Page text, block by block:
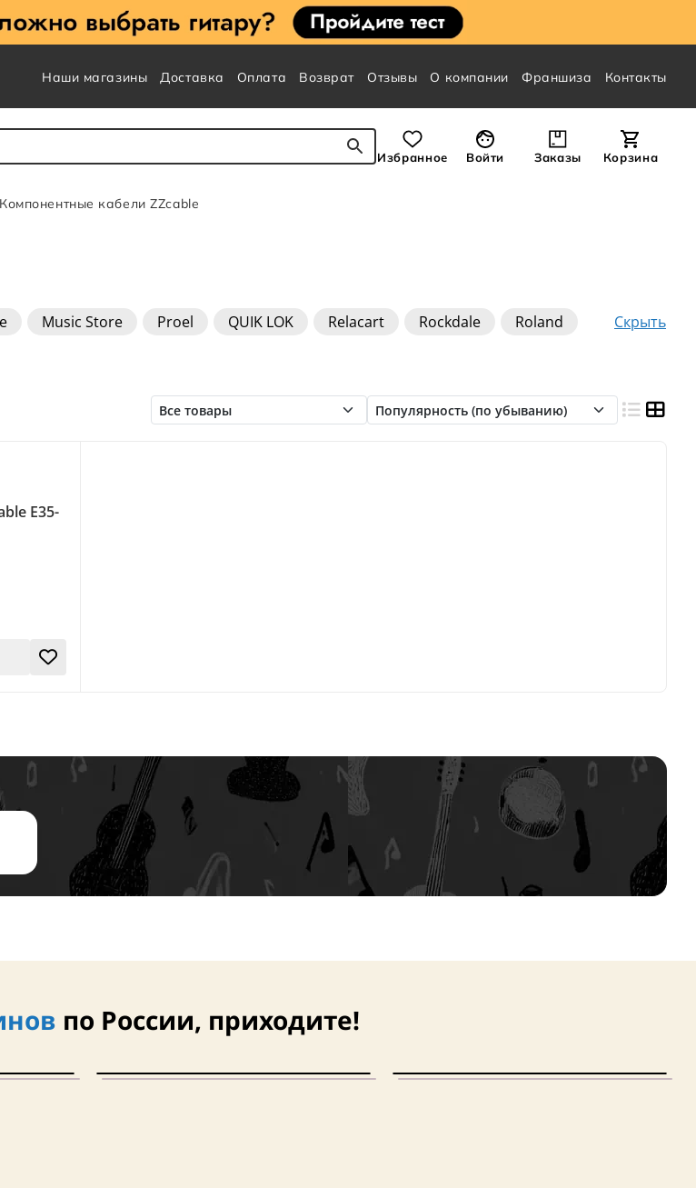
Наши магазины Доставка Оплата Возврат Отзывы О компании Франшиза Контакты
Избранное Войти Заказы Корзина
Компонентные кабели ZZcable
Скрыть
Music Store Proel QUIK LOK Relacart Rockdale
Roland
E35-
по России, приходите!